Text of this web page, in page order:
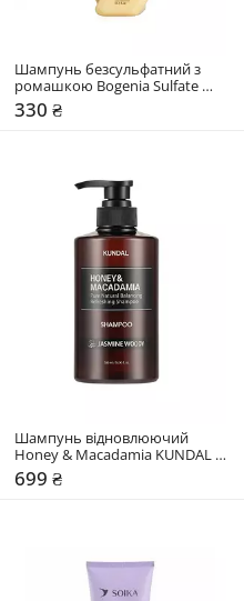
Шампунь безсульфатний з
ромашкою Bogenia Sulfate
Free
330 ₴
Шампунь відновлюючий
Honey & Macadamia KUNDAL
Aroma Edition Jasmine Woody
699 ₴